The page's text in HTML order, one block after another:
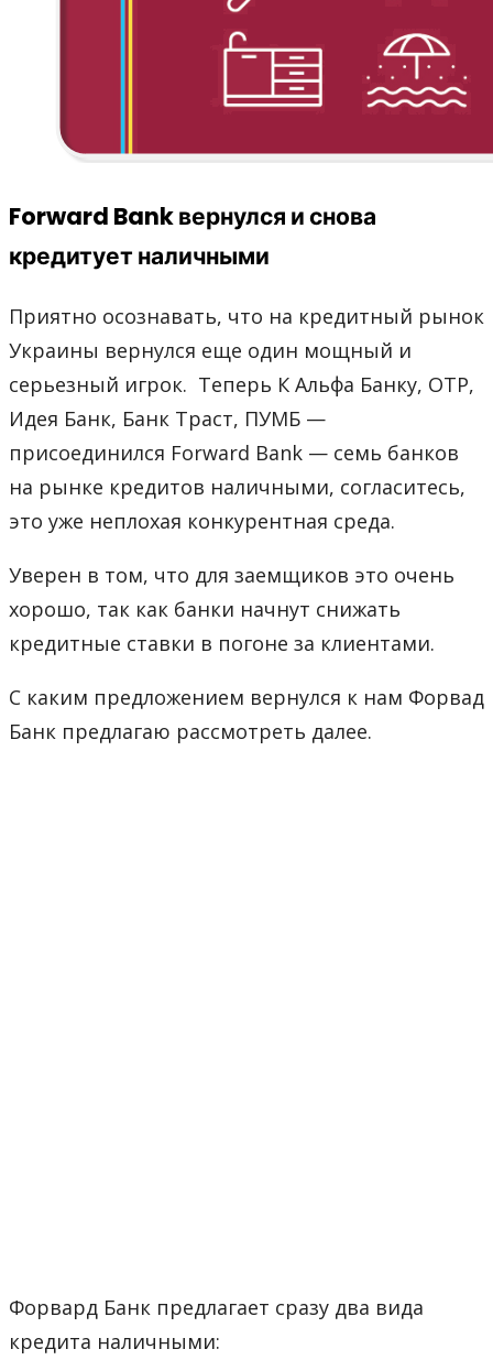
Forward Bank вернулся и снова
кредитует наличными
Приятно осознавать, что на кредитный рынок
Украины вернулся еще один мощный и
серьезный игрок. Теперь К Альфа Банку, OTP,
Идея Банк, Банк Траст, ПУМБ —
присоединился Forward Bank — семь банков
на рынке кредитов наличными, согласитесь,
это уже неплохая конкурентная среда.
Уверен в том, что для заемщиков это очень
хорошо, так как банки начнут снижать
кредитные ставки в погоне за клиентами.
С каким предложением вернулся к нам Форвад
Банк предлагаю рассмотреть далее.
Форвард Банк предлагает сразу два вида
кредита наличными: